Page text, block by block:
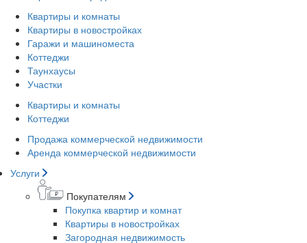
Квартиры и комнаты
Квартиры в новостройках
Гаражи и машиноместа
Коттеджи
Таунхаусы
Участки
Квартиры и комнаты
Коттеджи
Продажа коммерческой недвижимости
Аренда коммерческой недвижимости
Услуги
Покупателям
Покупка квартир и комнат
Квартиры в новостройках
Загородная недвижимость